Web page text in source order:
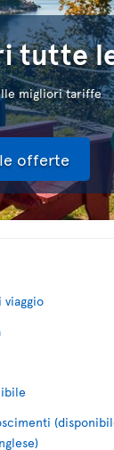
tutte
migliori tariffe
offerte